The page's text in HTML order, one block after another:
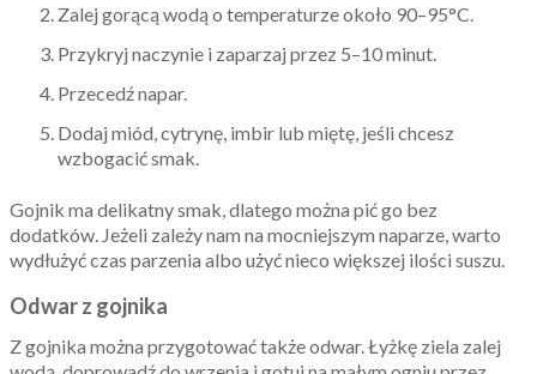
Zalej gorącą wodą o temperaturze około 90–95°C.
Przykryj naczynie i zaparzaj przez 5–10 minut.
Przecedź napar.
Dodaj miód, cytrynę, imbir lub miętę, jeśli chcesz
wzbogacić smak.
Gojnik ma delikatny smak, dlatego można pić go bez
dodatków. Jeżeli zależy nam na mocniejszym naparze, warto
wydłużyć czas parzenia albo użyć nieco większej ilości suszu.
Odwar z gojnika
Z gojnika można przygotować także odwar. Łyżkę ziela zalej